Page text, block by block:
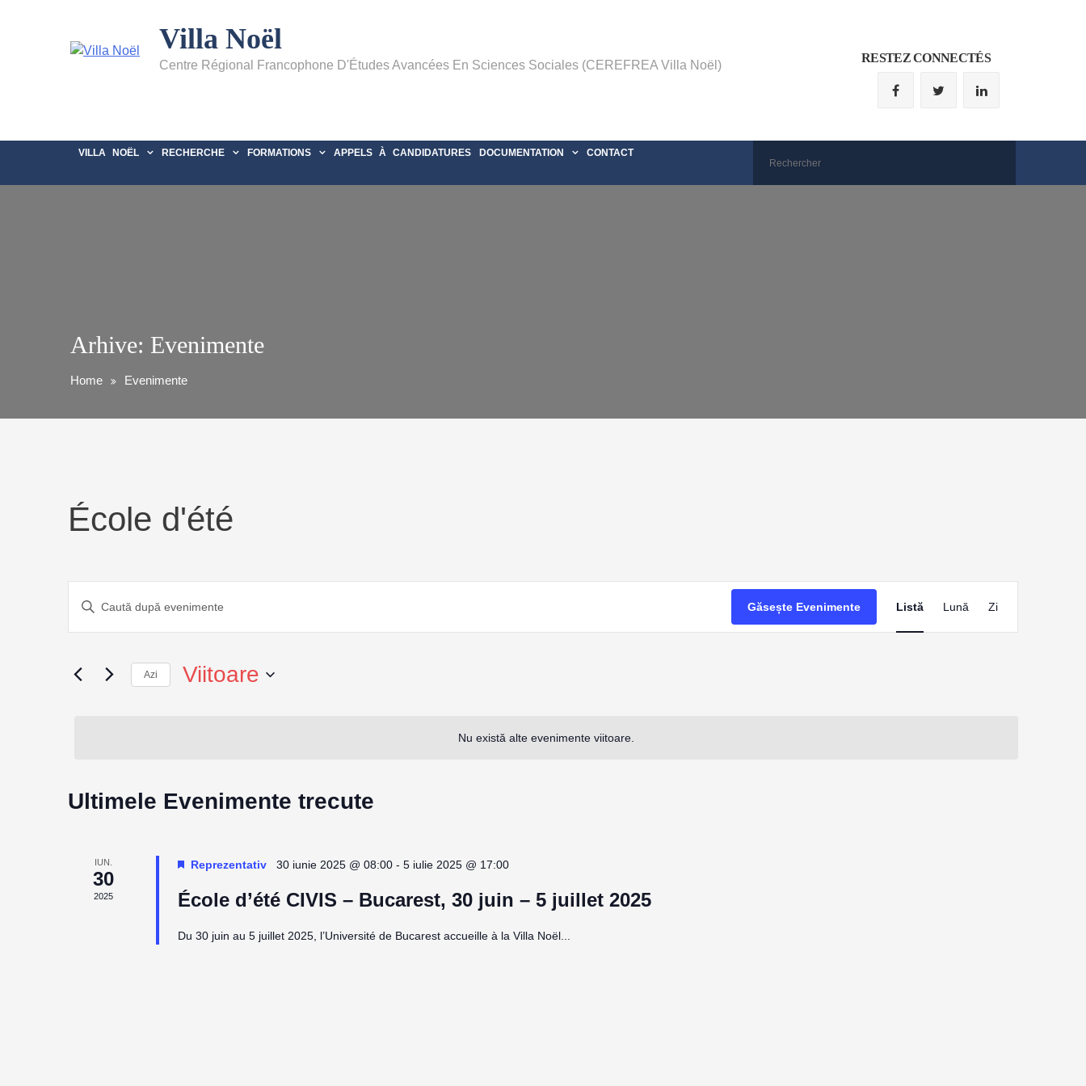
Villa Noël
Centre Régional Francophone D'Études Avancées En Sciences Sociales (CEREFREA Villa Noël)
RESTEZ CONNECTÉS
VILLA NOËL RECHERCHE FORMATIONS APPELS À CANDIDATURES DOCUMENTATION CONTACT
Arhive: Evenimente
Home Evenimente
École d'été
Nu există alte evenimente viitoare.
Navigare
în
vizualizări
Evenimente
Introdu
Evenimente
Găsește Evenimente
Navigare
în
Listă Lună Zi
Azi Viitoare
Ultimele Evenimente trecute
IUN.
30
2025
Reprezentativ 30 iunie 2025 @ 08:00- 5 iulie 2025 @ 17:00
École d’été CIVIS – Bucarest, 30 juin – 5 juillet 2025
Du 30 juin au 5 juillet 2025, l’Université de Bucarest accueille à la Villa Noël...